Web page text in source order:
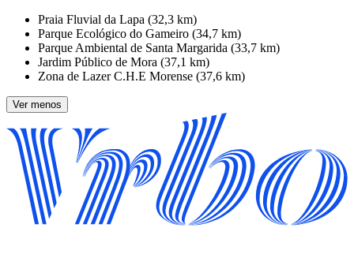
Praia Fluvial da Lapa (32,3 km)
Parque Ecológico do Gameiro (34,7 km)
Parque Ambiental de Santa Margarida (33,7 km)
Jardim Público de Mora (37,1 km)
Zona de Lazer C.H.E Morense (37,6 km)
Ver menos